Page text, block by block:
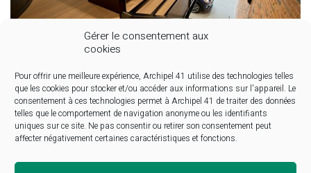
Gérer le consentement aux
cookies
Pour offrir une meilleure expérience, Archipel 41 utilise des technologies telles
que les cookies pour stocker et/ou accéder aux informations sur l'appareil. Le
consentement à ces technologies permet à Archipel 41 de traiter des données
telles que le comportement de navigation anonyme ou les identifiants
uniques sur ce site. Ne pas consentir ou retirer son consentement peut
affecter négativement certaines caractéristiques et fonctions.